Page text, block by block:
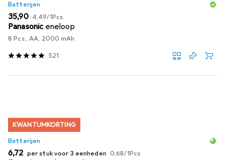
Batterijen
EUR
35,90 EUR
4,49/1Pcs.
Panasonic eneloop
8 Pcs., AA, 2000 mAh
521
KWANTUMKORTING
Batterijen
EUR
6,72 per stuk voor 3 eenheden EUR
0,68/1Pcs.